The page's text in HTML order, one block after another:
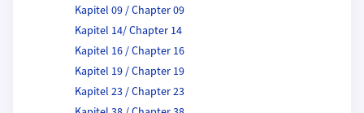
Kapitel 09 / Chapter 09
Kapitel 14/ Chapter 14
Kapitel 16 / Chapter 16
Kapitel 19 / Chapter 19
Kapitel 23 / Chapter 23